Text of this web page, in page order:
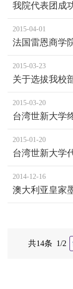
我院代表团成
2015-04-01
法国雷恩商学
2015-03-23
关于选拔我校
大学访学的通
2015-03-20
台湾世新大学
院
2015-01-20
台湾世新大学
2014-12-16
澳大利亚皇家
共14条 1/2